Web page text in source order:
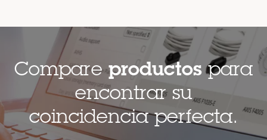
Compareproductospara
encontrar su
coincidencia perfecta.